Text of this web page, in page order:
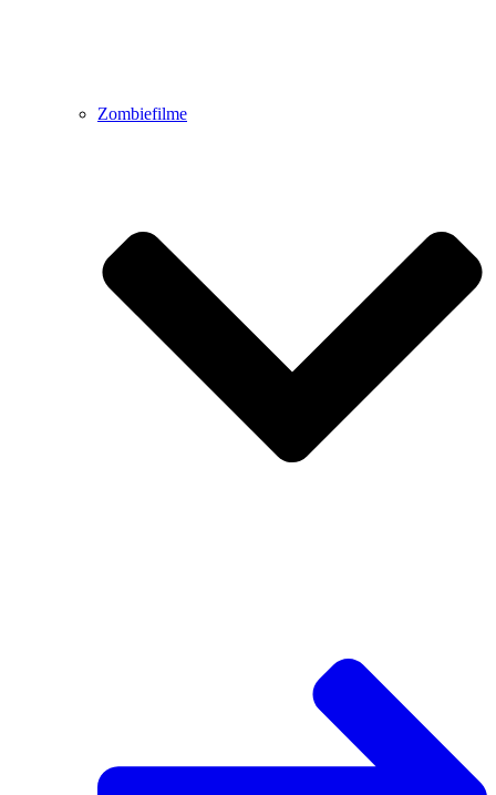
Zombiefilme